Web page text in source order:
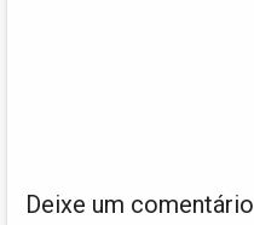
Deixe um comentário